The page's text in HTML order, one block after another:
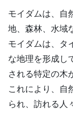
モイダムは、自
地、森林、水域
モイダムは、タ
な地理を形成し
される特定の木
これにより、自
られ、訪れる人